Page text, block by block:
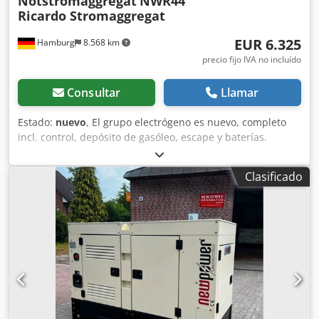
Hamburg 8.568 km
Ricardo Stromaggregat
EUR 6.325
precio fijo IVA no incluído
Consultar Llamar
Estado: nuevo, El grupo electrógeno es nuevo, completo
incl. control, depósito de gasóleo, escape y baterías.
Descripción Modelo: NWR44 Ricardo Motor Newpower
Grupo electrógeno Potencia continua: 30,4 kW / 38kVA
Potencia máxima: 33,5 kW / 41,8 kVA Djdpfx Anen D E I
Uocjkr Motor : Kofo RIcardo N4100DS-38, 4 cilindros
refrigerado por agua Conexión : Interruptor de potencia
Frecuencia : 50 Hz Tensión : 400/230 V incl. control
mecánico de velocidad , AVR, cargador de batería,
aislamiento acústico galvanizado, calentador de agua de
refrigeración, unidad de control: Comap AMF8,
alimentación de red Dimensiones: 2230x960x1260 mm
Peso: aprox. 900 kg Depósito de gasóleo: 102 L. Al 100% de
Clasificado